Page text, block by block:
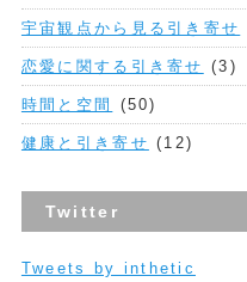
宇宙観点から見る引き寄せ
恋愛に関する引き寄せ (3)
時間と空間 (50)
健康と引き寄せ (12)
Twitter
Tweets by inthetic